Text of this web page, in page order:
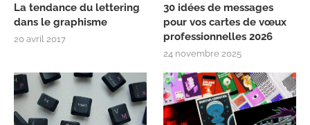
La tendance du lettering
dans le graphisme
20 avril 2017
30 idées de messages
pour vos cartes de vœux
professionnelles 2026
24 novembre 2025